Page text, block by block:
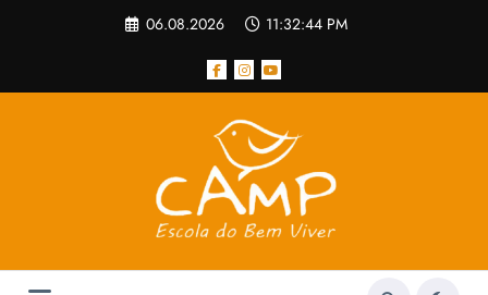
06.08.2026 11:32:45 PM